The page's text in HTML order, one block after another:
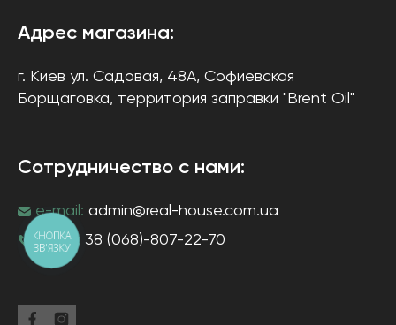
Адрес магазина:
г. Киев ул. Садовая, 48А, Софиевская
Борщаговка, территория заправки "Brent Oil"
Сотрудничество с нами:
e-mail: admin@real-house.com.ua
тел-н: 38 (068)-807-22-70
КНОПКА
ЗВ'ЯЗКУ